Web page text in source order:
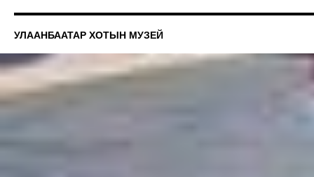
УЛААНБААТАР ХОТЫН МУЗЕЙ